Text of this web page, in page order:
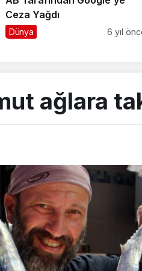
Ceza Yağdı
Dünya 6 yıl
ağlara